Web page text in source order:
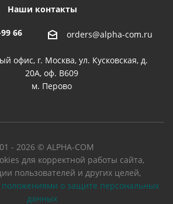
Наши контакты
66 orders@alpha-com.ru
офис, г. Москва, ул. Кусковская, д.
20А, оф. В609
м. Перово
- 2026 © ALPHA-COM
для корректной работы сайта,
пользователей и других целей,
положениями о защите персональных
данных